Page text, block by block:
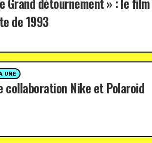
de 1993
UNE
collaboration Nike et Polaroid